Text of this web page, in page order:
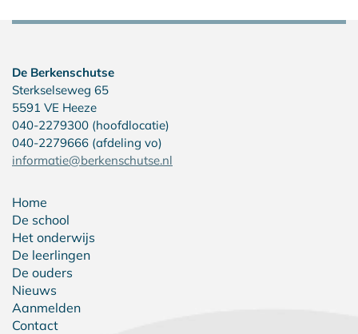
De Berkenschutse
Sterkselseweg 65
5591 VE Heeze
040-2279300 (hoofdlocatie)
040-2279666 (afdeling vo)
informatie@berkenschutse.nl
Home
De school
Het onderwijs
De leerlingen
De ouders
Nieuws
Aanmelden
Contact